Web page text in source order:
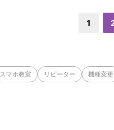
1
スマホ教室 リピーター 機種変更